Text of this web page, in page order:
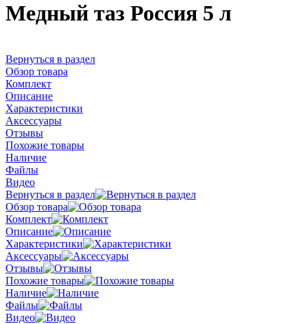
Медный таз Россия 5 л
Вернуться в раздел
Обзор товара
Комплект
Описание
Характеристики
Аксессуары
Отзывы
Похожие товары
Наличие
Файлы
Видео
Вернуться в раздел
Обзор товара
Комплект
Описание
Характеристики
Аксессуары
Отзывы
Похожие товары
Наличие
Файлы
Видео